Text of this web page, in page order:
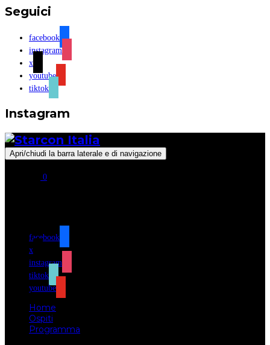
Seguici
facebook
instagram
x
youtube
tiktok
Instagram
Apri/chiudi la barra laterale e di navigazione
0
facebook
x
instagram
tiktok
youtube
Home
Ospiti
Programma